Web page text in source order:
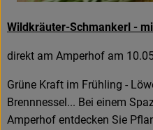
Wildkräuter-Schmankerl -
direkt am Amperhof am
Grüne Kraft im Frühling -
Brennnessel... Bei einem
Amperhof entdecken Sie